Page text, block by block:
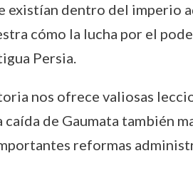
dentro del imperio
cómo la lucha por el
Persia.
nos ofrece valiosas
de Gaumata también
reformas